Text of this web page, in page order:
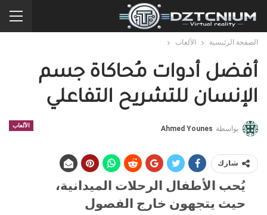
الصفحة الرئيسية الألعاب
أفضل أدوات مُحاكاة جسم
الإنسان للتشريح التفاعلي
الألعاب بواسطة Ahmed Younes
شارك
يُحب الأطفال الرحلات الميدانية،
حيث يتجهون خارج الفصول